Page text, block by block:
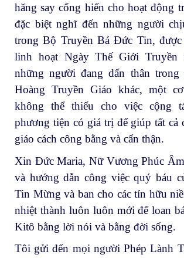
hăng say cống hiến cho hoạt động
đặc biệt nghĩ đến những người
trong Bộ Truyền Bá Đức Tin,
linh hoạt Ngày Thế Giới Truyền
những người đang dấn thân trong
Hoàng Truyền Giáo khác, một
không thể thiếu cho việc cộng
phương tiện có giá trị để giúp tất cả
giáo cách công bằng và cẩn thận.
Xin Đức Maria, Nữ Vương Phúc
và hướng dẫn công việc quý báu
Tin Mừng và ban cho các tín hữu
nhiệt thành luôn luôn mới để loan
Kitô bằng lời nói và bằng đời sống.
Tôi gửi đến mọi người Phép Lành